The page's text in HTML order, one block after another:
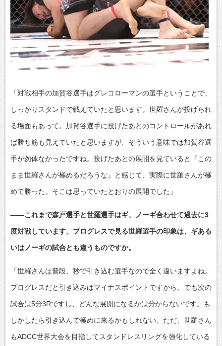
「対戦相手の加賀谷選手はグレコローマンの選手ということで、
しっかりスタンドで戦えていたと思います。世羅さんが投げられ
る場面もあって。加賀谷選手に投げたあとのコントロールがあれ
ば勝ち筋も見えていたと思いますが、そういう意味では加賀谷選
手が勿体なかったですね。投げたあとの展開を見ていると『この
まま世羅さんが極めるだろうな』と感じて、実際に世羅さんが極
めて勝った。そこは思っていたとおりの展開でした」
――これまで森戸選手と世羅選手はギ、ノーギ合わせて過去に3
度対戦しています。プログレスで見る世羅選手の印象は、ギある
いはノーギの試合とも違うものですか。
「世羅さんは普段、秒で引き込む選手なので全く違いますよね。
プログレスだと引き込みはマイナスポイントですから。でも次の
試合は5分3Rですし、どんな展開になるかは分からないです。も
しかしたら引き込んで極めに来るかもしれない。ただ、世羅さん
もADCC世界大会を目指してスタンドレスリングを強化している